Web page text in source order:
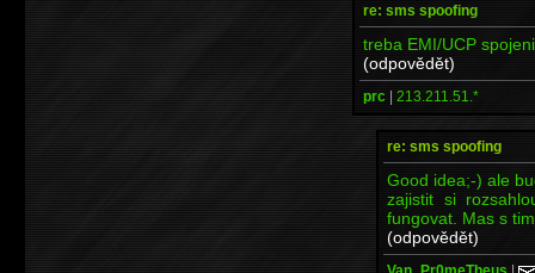
re: sms spoofing
treba EMI/UCP
(odpovědět)
prc | 213.211.51.*
re: sms spoofing
Good idea;-) ale
zajistit si
fungovat. Mas s
(odpovědět)